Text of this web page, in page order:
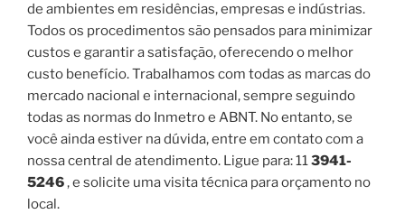
de ambientes em residências, empresas e indústrias.
Todos os procedimentos são pensados para minimizar
custos e garantir a satisfação, oferecendo o melhor
custo benefício. Trabalhamos com todas as marcas do
mercado nacional e internacional, sempre seguindo
todas as normas do Inmetro e ABNT. No entanto, se
você ainda estiver na dúvida, entre em contato com a
nossa central de atendimento. Ligue para: 113941-
5246, e solicite uma visita técnica para orçamento no
local.